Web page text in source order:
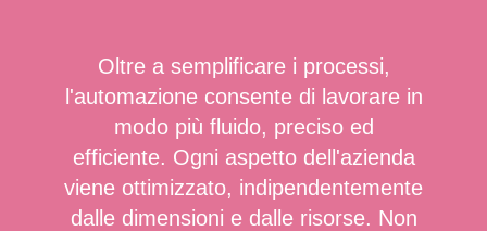
Oltre a semplificare i processi,
l'automazione consente di lavorare in
modo più fluido, preciso ed
efficiente. Ogni aspetto dell'azienda
viene ottimizzato, indipendentemente
dalle dimensioni e dalle risorse. Non